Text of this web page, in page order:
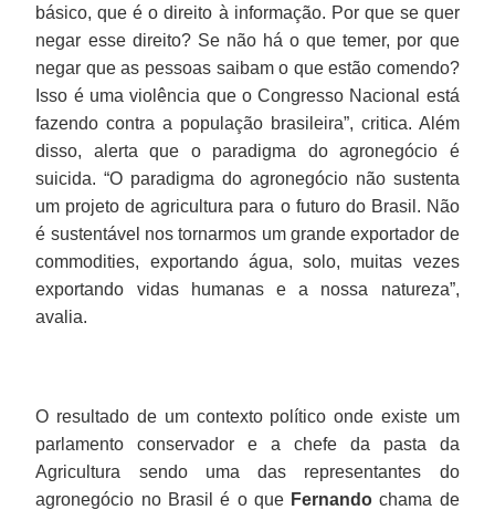
básico, que é o direito à informação. Por que se quer
negar esse direito? Se não há o que temer, por que
negar que as pessoas saibam o que estão comendo?
Isso é uma violência que o Congresso Nacional está
fazendo contra a população brasileira”, critica. Além
disso, alerta que o paradigma do agronegócio é
suicida. “O paradigma do agronegócio não sustenta
um projeto de agricultura para o futuro do Brasil. Não
é sustentável nos tornarmos um grande exportador de
commodities, exportando água, solo, muitas vezes
exportando vidas humanas e a nossa natureza”,
avalia.
O resultado de um contexto político onde existe um
parlamento conservador e a chefe da pasta da
Agricultura sendo uma das representantes do
agronegócio no Brasil é o que Fernando chama de